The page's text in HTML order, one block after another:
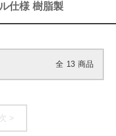
仕様 樹脂製
全 13 商品
>